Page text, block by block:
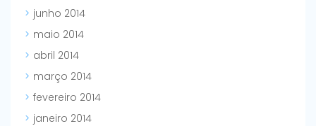
junho 2014
maio 2014
abril 2014
março 2014
fevereiro 2014
janeiro 2014